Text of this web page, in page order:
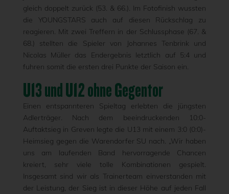
gleich doppelt zurück (53. & 66.). Im Fotofinish wussten
die YOUNGSTARS auch auf diesen Rückschlag zu
reagieren. Mit zwei Treffern in der Schlussphase (67. &
68.) stellten die Spieler von Johannes Tenbrink und
Nicolas Müller das Endergebnis letztlich auf 5:4 und
fuhren somit die ersten drei Punkte der Saison ein.
U13 und U12 ohne Gegentor
Einen entspannteren Spieltag erlebten die jüngsten
Adlerträger. Nach dem beeindruckenden 10:0-
Auftaktsieg in Greven legte die U13 mit einem 3:0 (0:0)-
Heimsieg gegen die Warendorfer SU nach. „Wir haben
uns am laufenden Band hervorragende Chancen
kreiert, sehr viele tolle Kombinationen gespielt.
Insgesamt sind wir als Trainerteam einverstanden mit
der Leistung, der Sieg ist in dieser Höhe auf jeden Fall